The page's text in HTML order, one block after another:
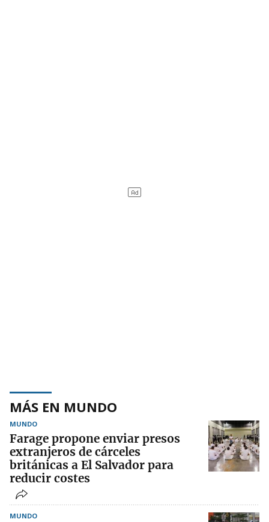
MÁS EN MUNDO
MUNDO
Farage propone enviar presos
extranjeros de cárceles
británicas a El Salvador para
reducir costes
MUNDO